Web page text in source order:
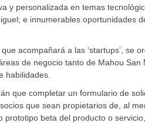
y personalizada en temas
e innumerables oportunidades
acompañará a las ‘startups’, se
de negocio tanto de Mahou
habilidades.
que completar un formulario de
que sean propietarios de, al
beta del producto o